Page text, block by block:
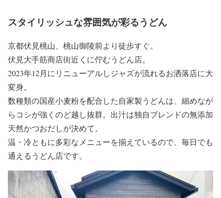
スタイリッシュな雰囲気が彩るうどん
京都伏見桃山、桃山御陵前より徒歩すぐ。
伏見大手筋商店街近くに佇むうどん店。
2023年12月にリニューアルしジャズが流れるお洒落店に大
変身。
数種類の国産小麦粉を配合した自家製うどんは、細めなが
らコシが強くのど越し抜群。出汁は独自ブレンドの無添加
天然かつおだしが決めて。
温・冷ともに多彩なメニューを揃えているので、毎日でも
通えるうどん店です。